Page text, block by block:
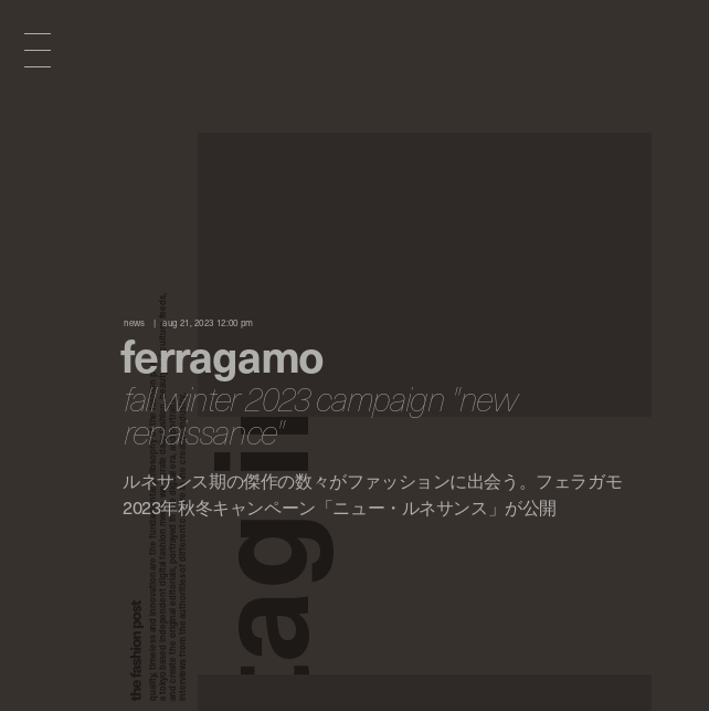
quality, timeless and innovation are the fundamental philosophy of the fashion post,a tokyo based independent digital fashion media. we curate daily fashion, beauty and culture feeds,and create the original editorials, portrayed in the digital era, and portraits,interviews from the authorities of different culture in the creative industry.
t
a
g
i
n
d
news aug 21, 2023 12:00 pm
ferragamo
fall winter 2023 campaign "new
renaissance"
ルネサンス期の傑作の数々がファッションに出会う。フェラガモ
2023年秋冬キャンペーン「ニュー・ルネサンス」が公開